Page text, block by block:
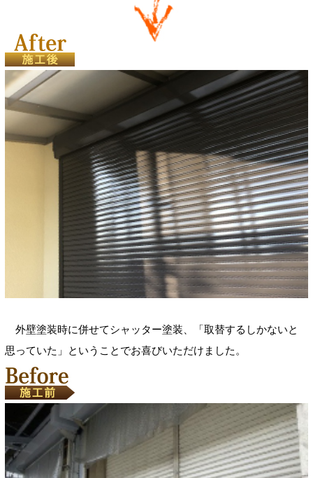
外壁塗装時に併せてシャッター塗装、「取替するしかないと
思っていた」ということでお喜びいただけました。